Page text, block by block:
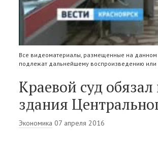
Все видеоматериалы, размещенные на данном
подлежат дальнейшему воспроизведению или
Краевой суд
здания
Экономика 07 апреля 2016